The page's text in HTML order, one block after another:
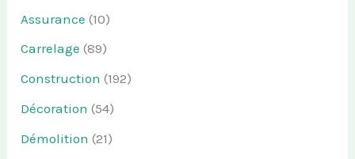
Assurance (10)
Carrelage (89)
Construction (192)
Décoration (54)
Démolition (21)